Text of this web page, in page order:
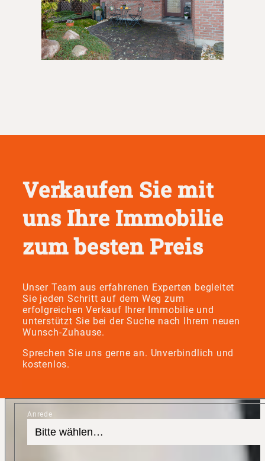
Verkaufen Sie mit
uns Ihre Immobilie
zum besten Preis
Unser Team aus erfahrenen Experten begleitet
Sie jeden Schritt auf dem Weg zum
erfolgreichen Verkauf Ihrer Immobilie und
unterstützt Sie bei der Suche nach Ihrem neuen
Wunsch-Zuhause.
Sprechen Sie uns gerne an. Unverbindlich und
kostenlos.
Anrede